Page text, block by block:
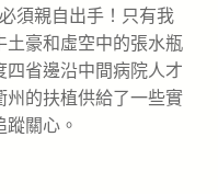
須親自出手！只有我
土豪和虛空中的張水瓶
四省邊沿中間病院人才
州的扶植供給了一些實
關心。